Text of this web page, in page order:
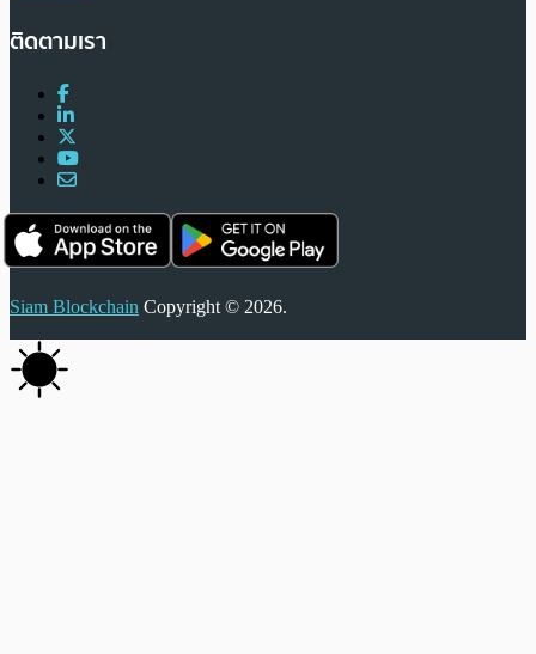
ติดตามเรา
Siam Blockchain Copyright © 2026.